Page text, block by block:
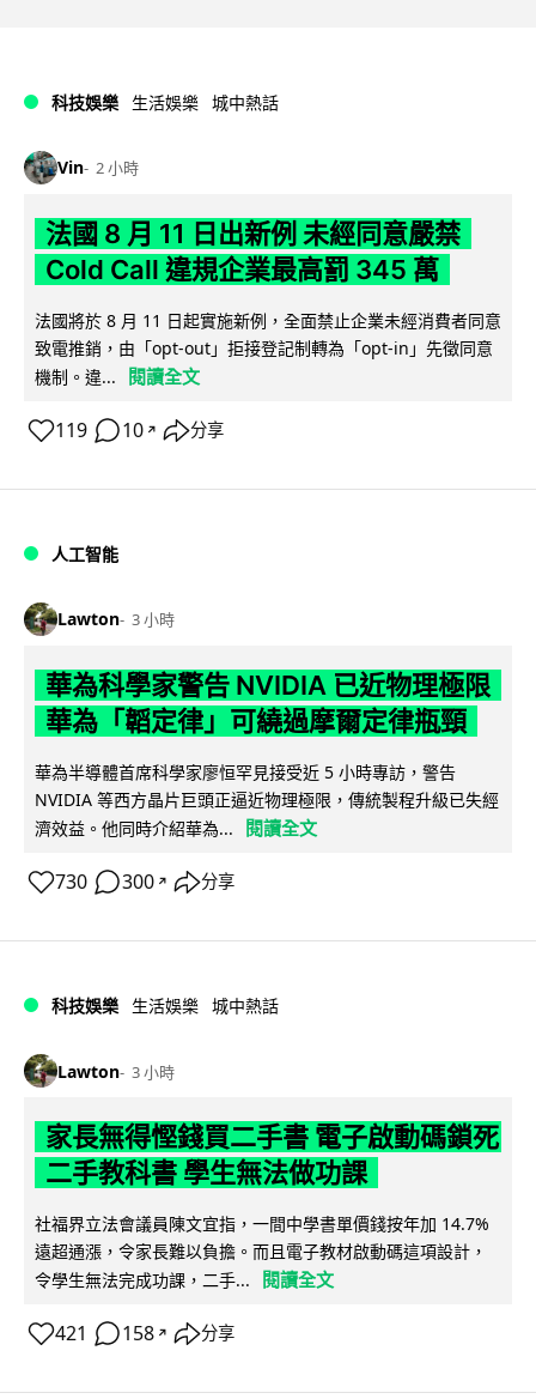
科技娛樂 生活娛樂 城中熱話
Vin 2 小時
法國 8 月 11 日出新例 未經同意嚴禁
Cold Call 違規企業最高罰 345 萬
法國將於 8 月 11 日起實施新例，全面禁止企業未經消費者同意
致電推銷，由「opt-out」拒接登記制轉為「opt-in」先徵同意
機制。違...
閱讀全文
119 10 ↗ 分享
人工智能
Lawton 3 小時
華為科學家警告 NVIDIA 已近物理極限
華為「韜定律」可繞過摩爾定律瓶頸
華為半導體首席科學家廖恒罕見接受近 5 小時專訪，警告
NVIDIA 等西方晶片巨頭正逼近物理極限，傳統製程升級已失經
濟效益。他同時介紹華為...
閱讀全文
730 300 ↗ 分享
科技娛樂 生活娛樂 城中熱話
Lawton 3 小時
家長無得慳錢買二手書 電子啟動碼鎖死
二手教科書 學生無法做功課
社福界立法會議員陳文宜指，一間中學書單價錢按年加 14.7%
遠超通漲，令家長難以負擔。而且電子教材啟動碼這項設計，
令學生無法完成功課，二手...
閱讀全文
421 158 ↗ 分享